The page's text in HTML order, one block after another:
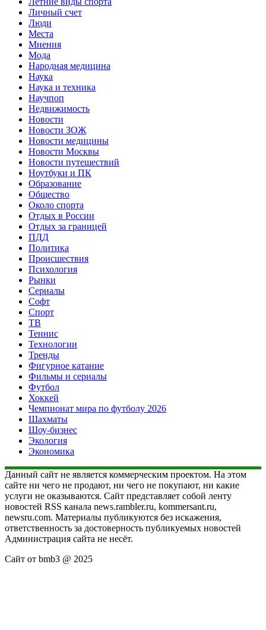
Личный счет
Люди
Места
Мнения
Мода
Народная медицина
Наука
Наука и техника
Научпоп
Недвижимость
Новости
Новости ЗОЖ
Новости медицины
Новости Москвы
Новости путешествий
Ноутбуки и ПК
Образование
Общество
Около спорта
Отдых в России
Отдых за границей
ПДД
Политика
Происшествия
Психология
Рынки
Сериалы
Софт
Спорт
ТВ
Теннис
Технологии
Тренды
Фигурное катание
Фильмы и сериалы
Футбол
Хоккей
Чемпионат мира по футболу 2026
Шахматы
Шоу-бизнес
Экология
Экономика
Данный сайт не является коммерческим проектом. На этом
сайте ни чего не продают, ни чего не покупают, ни какие
услуги не оказываются. Сайт представляет собой ленту
новостей RSS канала news.rambler.ru, kommersant.ru,
newsru.com. Материалы публикуются без искажения,
ответственность за достоверность публикуемых новостей
Администрация сайта не несёт.
Сайт от bmb3 @ 2025